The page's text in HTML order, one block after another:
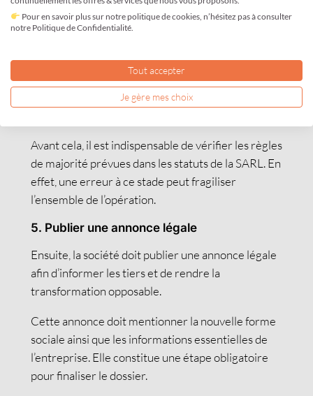
extraordinaire
transformation lors d’une assemblée générale
extraordinaire. Le procès-verbal doit constater la
décision, adopter les nouveaux statuts et nommer
Avant cela, il est indispensable de vérifier les règles
de majorité prévues dans les statuts de la SARL. En
effet, une erreur à ce stade peut fragiliser
l’ensemble de l’opération.
5. Publier une annonce légale
Ensuite, la société doit publier une annonce légale
afin d’informer les tiers et de rendre la
transformation opposable.
Cette annonce doit mentionner la nouvelle forme
sociale ainsi que les informations essentielles de
l’entreprise. Elle constitue une étape obligatoire
pour finaliser le dossier.
Pour en savoir plus sur notre politique de cookies, n’hésitez pas à consulter
notre Politique de Confidentialité.
Tout accepter
Je gère mes choix